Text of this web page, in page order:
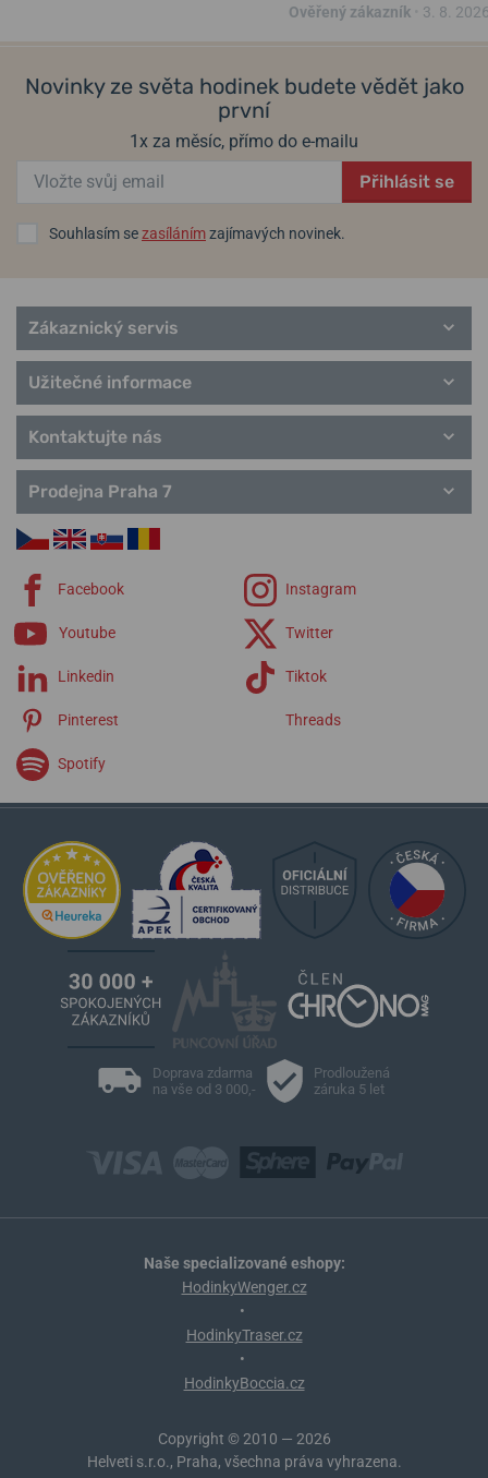
Ověřený zákazník 3. 8.
Novinky ze světa hodinek budete vědět jako
první
1x za měsíc, přímo do e-mailu
Přihlásit se
Souhlasím sezasílánímzajímavých novinek.
Zákaznický servis
Užitečné informace
Kontaktujte nás
Prodejna Praha 7
Facebook Instagram
Youtube Twitter
Linkedin Tiktok
Pinterest Threads
Spotify
Doprava zdarma
na vše od 3 000,-
Prodloužená
záruka 5 let
Naše specializované eshopy:
HodinkyWenger.cz
•
HodinkyTraser.cz
•
HodinkyBoccia.cz
Copyright © 2010 — 2026
Helveti s.r.o., Praha, všechna práva vyhrazena.